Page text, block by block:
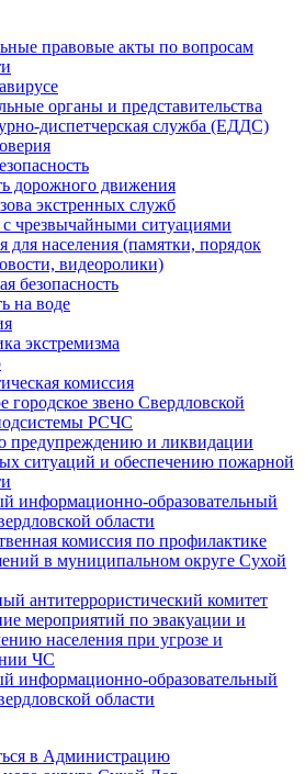
правовые акты по вопросам
органы и представительства
диспетчерская служба (ЕДДС)
дорожного движения
экстренных служб
чрезвычайными ситуациями
населения (памятки, порядок
видеоролики)
безопасность
на воде
экстремизма
комиссия
городское звено Свердловской
РСЧС
предупреждению и ликвидации
ситуаций и обеспечению пожарной
информационно-образовательный
области
комиссия по профилактике
в муниципальном округе Сухой
антитеррористический комитет
мероприятий по эвакуации и
населения при угрозе и
ЧС
информационно-образовательный
области
в Администрацию